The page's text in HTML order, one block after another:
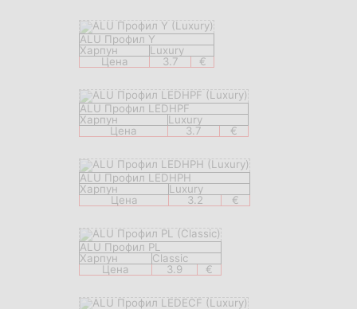
ALU Профил Y
Харпун
Luxury
Цена
3.7 €
ALU Профил LEDHPF
Харпун
Luxury
Цена
3.7 €
ALU Профил LEDHPH
Харпун
Luxury
Цена
3.2 €
ALU Профил PL
Харпун
Classic
Цена
3.9 €